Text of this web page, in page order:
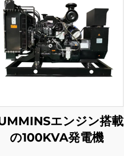
エンジン搭載
の100KVA発電機